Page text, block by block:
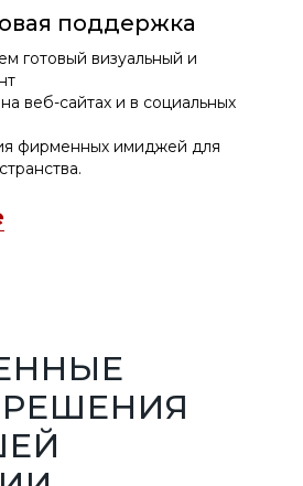
поддержка
готовый визуальный и
веб-сайтах и в социальных
фирменных имиджей для